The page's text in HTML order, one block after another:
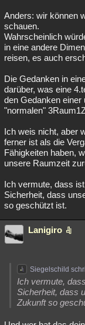
Anders: wir können
schauen.
Wahrscheinlich
in eine andere
reisen, es auch
Die Gedanken in
darüber, was eine
den Gedanken einer
"normalen"
Ich weis nicht, aber
ferner ist als die
Fähigkeiten haben,
unsere Raumzeit
Ich vermute, dass
Sicherheit, dass
so geschützt ist.
Lanigiro
Siegelschild
Ich vermute,
Sicherheit, dass
Zukunft so